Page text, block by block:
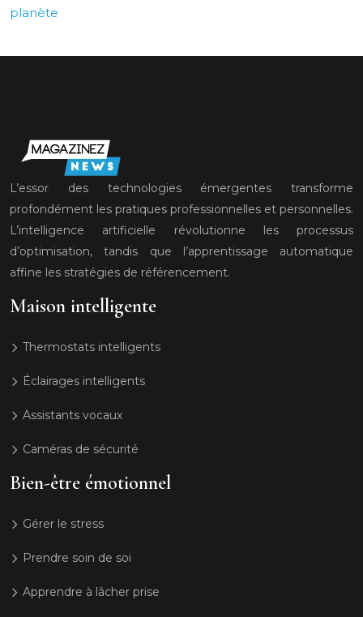
planète
L’essor des technologies émergentes transforme
profondément les pratiques professionnelles et personnelles.
L’intelligence artificielle révolutionne les processus
d’optimisation, tandis que l’apprentissage automatique
affine les stratégies de référencement.
Maison intelligente
Thermostats intelligents
Éclairages intelligents
Assistants vocaux
Caméras de sécurité
Bien-être émotionnel
Gérer le stress
Prendre soin de soi
Apprendre à lâcher prise